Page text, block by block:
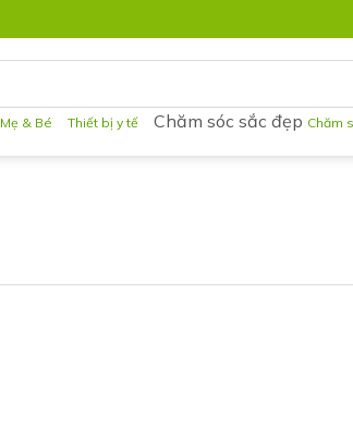
Mẹ & Bé Thiết bị y tế Chăm sóc sắc đẹp Chăm